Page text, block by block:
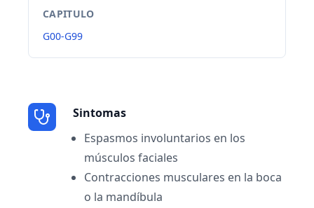
CAPITULO
G00-G99
Sintomas
Espasmos involuntarios en los
músculos faciales
Contracciones musculares en la boca
o la mandíbula